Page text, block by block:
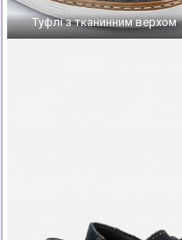
Туфлі з тканинним верхом